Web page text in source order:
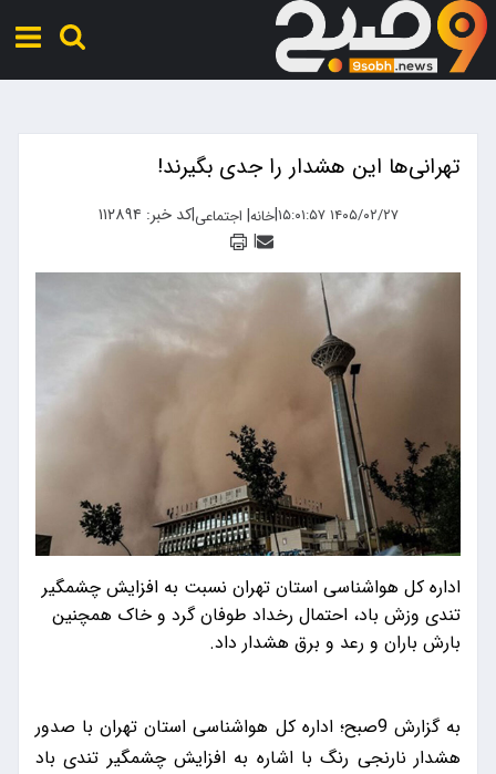
تهرانی‌ها این هشدار را جدی بگیرند!
۱۴۰۵/۰۲/۲۷ ۱۵:۰۱:۵۷ |خانه| اجتماعی|کد خبر: ۱۱۲۸۹۴
|
اداره کل هواشناسی استان تهران نسبت به افزایش چشمگیر
تندی وزش باد، احتمال رخداد طوفان گرد و خاک همچنین
بارش باران و رعد و برق هشدار داد.
به گزارش 9صبح؛ اداره کل هواشناسی استان تهران با صدور
هشدار نارنجی رنگ با اشاره به افزایش چشمگیر تندی باد